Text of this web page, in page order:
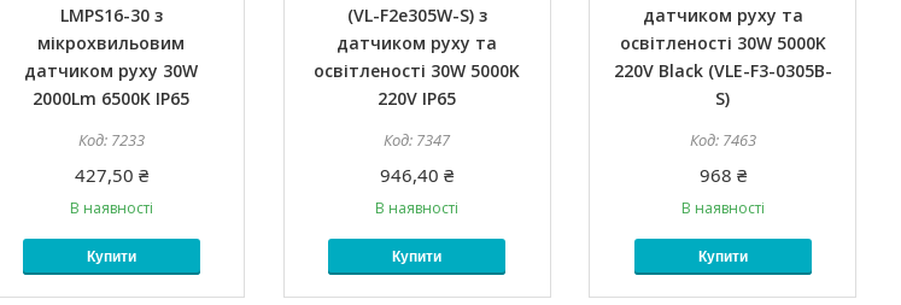
LMPS16-30 з
мікрохвильовим
датчиком руху 30W
2000Lm 6500K IP65
7233
427,50 ₴
В наявності
Купити
(VL-F2e305W-S) з
датчиком руху та
освітленості 30W 5000K
220V IP65
7347
946,40 ₴
В наявності
Купити
датчиком руху та
освітленості 30W 5000K
220V Black (VLE-F3-0305B-
S)
7463
968 ₴
В наявності
Купити